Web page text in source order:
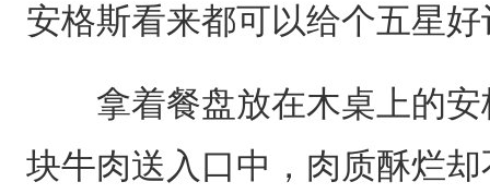
安格斯看来都可以给个五星
拿着餐盘放在木桌上的安
块牛肉送入口中，肉质酥烂